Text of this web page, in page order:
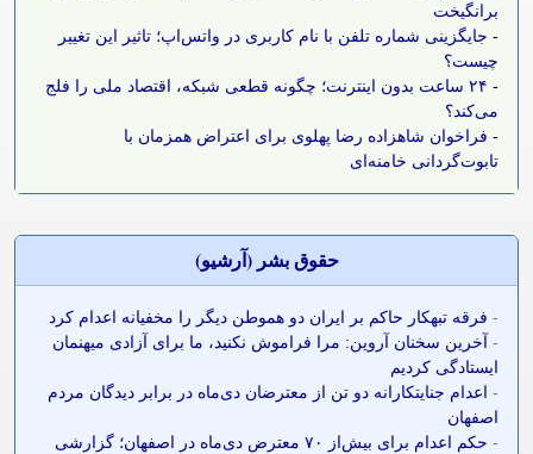
برانگیخت
- جایگزینی شماره تلفن با نام کاربری در واتس‌اپ؛ تاثیر این تغییر
چیست؟
-
۲۴ ساعت بدون اینترنت؛ چگونه قطعی شبکه، اقتصاد ملی را فلج
می‌کند؟
- فراخوان شاهزاده رضا پهلوی برای اعتراض همزمان با
تابوت‌گردانی خامنه‌ای
حقوق بشر (آرشيو)
- فرقه تبهکار حاکم بر ایران دو هموطن دیگر را مخفیانه اعدام کرد
- آخرین سخنان آروین: مرا فراموش نکنید، ما برای آزادی میهنمان
ایستادگی کردیم
- اعدام جنایتکارانه دو تن از معترضان دی‌ماه در برابر دیدگان مردم
اصفهان
-
حکم اعدام برای بیش‌از ۷۰ معترض دی‌ماه در اصفهان؛ گزارشی